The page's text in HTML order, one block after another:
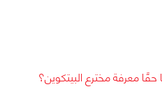
معرفة مخترع البيتكوين؟